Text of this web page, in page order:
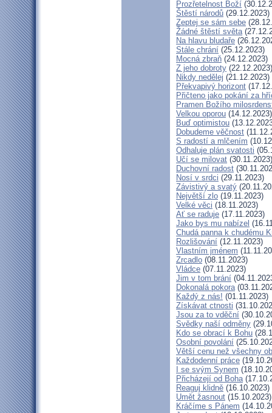
Prozřetelnost Boží
Štěstí národů (29.12.2023)
Zeptej se sám sebe
Žádné štěstí světa
Na hlavu bludaře
Stále chrání (25.12.2023)
Mocná zbraň (24.12.2023)
Z jeho dobroty (22.12.2023)
Nikdy nedělej (21.12.2023)
Překvapivý horizont
Přičteno jako pokání za
Pramen Božího
Velkou oporou (14.12.2023)
Buď optimistou
Dobudeme věčnost
S radostí a mlčením
Odhaluje plán svatosti
Učí se milovat (30.11.2023)
Duchovní radost
Nosí v srdci (29.11.2023)
Závistivý a svatý
Největší zlo (19.11.2023)
Velké věci (18.11.2023)
Ať se raduje (17.11.2023)
Jako bys mu nabízel
Chudá panna k chudému
Rozlišování (12.11.2023)
Vlastním jménem
Zrcadlo (08.11.2023)
Vládce (07.11.2023)
Jim v tom brání
Dokonalá pokora
Každý z nás! (01.11.2023)
Získávat ctnosti
Jsou za to vděční
Svědky naší odměny
Kdo se obrací k Bohu
Osobní povolání
Větší cenu než všechny
Každodenní práce
I se svým Synem
Přicházejí od Boha
Reaguj klidně (16.10.2023)
Umět žasnout (15.10.2023)
Kráčíme s Pánem